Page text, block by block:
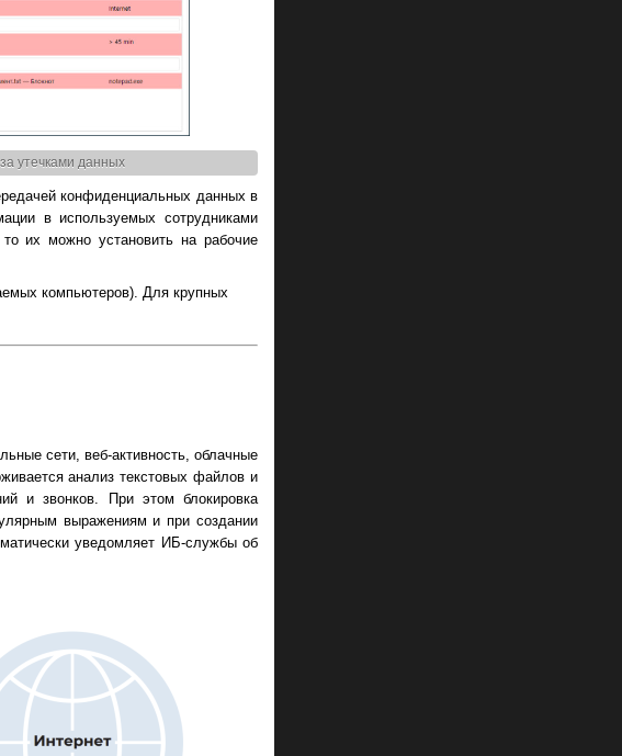
утечками данных
конфиденциальных данных в
в используемых сотрудниками
их можно установить на рабочие
компьютеров). Для крупных
сети, веб-активность, облачные
анализ текстовых файлов и
и звонков. При этом блокировка
выражениям и при создании
уведомляет ИБ-службы об